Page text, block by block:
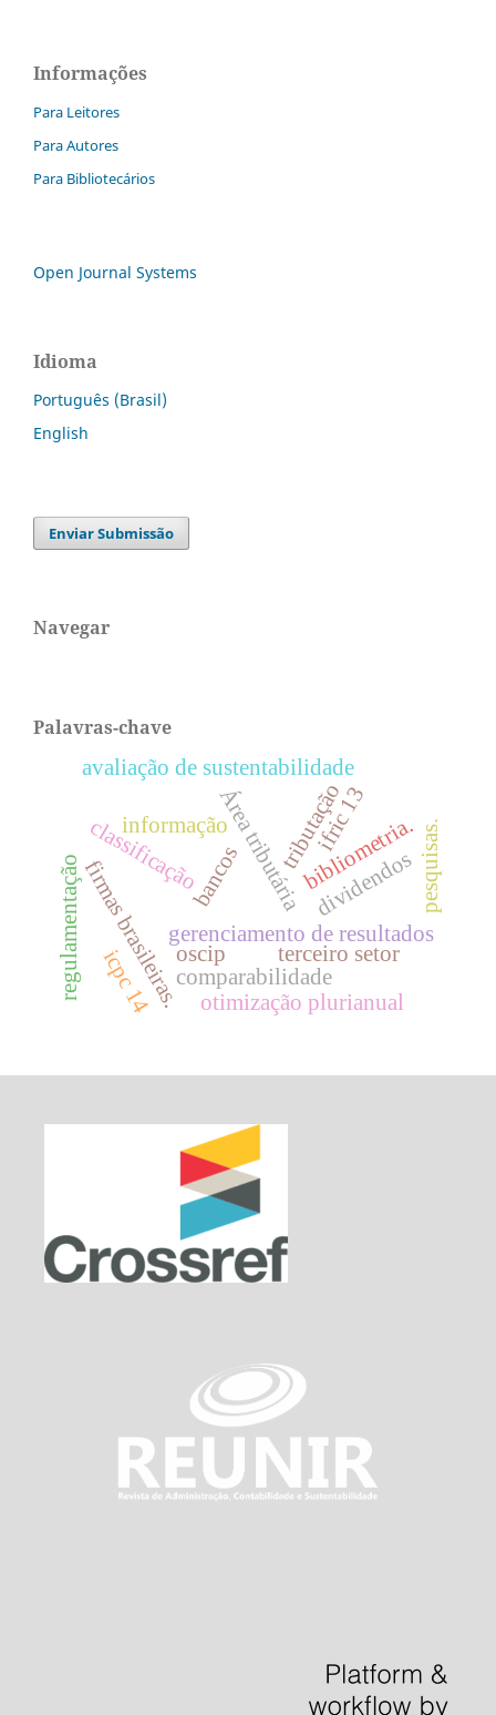
Informações
Para Leitores
Para Autores
Para Bibliotecários
Open Journal Systems
Idioma
Português (Brasil)
English
Enviar Submissão
Navegar
Palavras-chave
classificaçãoÁrea tributáriatributação
gerenciamento de resultados
firmas brasileiras.
avaliação de sustentabilidade
bibliometria.
bancos
regulamentação pesquisas.
terceiro setor
oscip
ifric 13
comparabilidade
otimização plurianual
icpc 14
dividendos
informação